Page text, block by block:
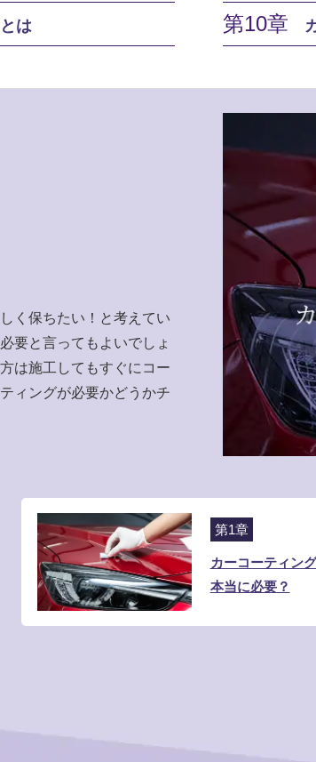
は 第10章
く保ちたい！と考えてい
要と言ってもよいでしょ
は施工してもすぐにコー
ィングが必要かどうかチ
第1章
カーコーティン
本当に必要？